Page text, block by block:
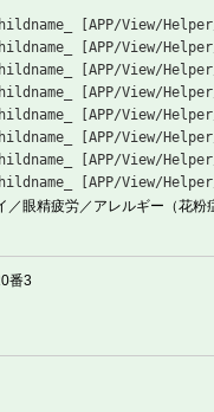
[APP/View/
[APP/View/
[APP/View/
[APP/View/
[APP/View/
[APP/View/
[APP/View/
[APP/View/
眼精疲労／アレルギー（花
番3